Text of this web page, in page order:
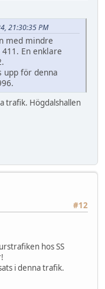
21:30:35 PM
med mindre
En enklare
upp för denna
trafik. Högdalshallen
#12
hos SS
i denna trafik.